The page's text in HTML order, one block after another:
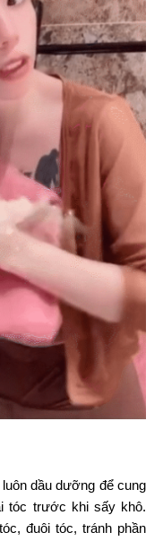
dầu dưỡng để cung
tóc trước khi sấy khô.
đuôi tóc, tránh phần